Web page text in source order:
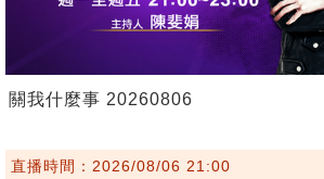
關我什麼事 20260806
直播時間：2026/08/06 21:00